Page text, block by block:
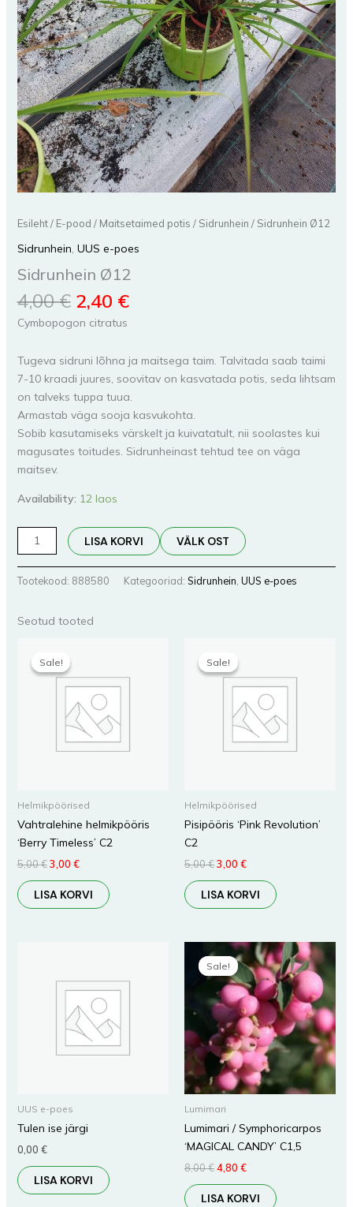
Esileht/ E-pood / Maitsetaimed potis / Sidrunhein / Sidrunhein Ø12
Sidrunhein, UUS e-poes
Sidrunhein Ø12
4,00€ 2,40 €
Cymbopogon citratus
Tugeva sidruni lõhna ja maitsega taim. Talvitada saab taimi
7-10 kraadi juures, soovitav on kasvatada potis, seda lihtsam
on talveks tuppa tuua.
Armastab väga sooja kasvukohta.
Sobib kasutamiseks värskelt ja kuivatatult, nii soolastes kui
magusates toitudes. Sidrunheinast tehtud tee on väga
maitsev.
Availability: 12 laos
LISA KORVI VÄLK OST
Tootekood: 888580 Kategooriad: Sidrunhein, UUS e-poes
Seotud tooted
Sale!
Sale!
Helmikpöörised
Vahtralehine helmikpööris
‘Berry Timeless’ C2
5,00€
hind
oli:
5,00 €.
3,00 €
3,00 €.
LISA KORVI
Sale!
Sale!
Helmikpöörised
Pisipööris ‘Pink Revolution’
C2
5,00€
hind
oli:
5,00 €.
3,00 €
3,00 €.
LISA KORVI
UUS e-poes
Tulen ise järgi
0,00 €
LISA KORVI
Sale!
Sale!
Lumimari
Lumimari / Symphoricarpos
‘MAGICAL CANDY’ C1,5
8,00€
Algne
hind
oli:
8,00 €.
4,80 €
Praegune
hind
on:
4,80 €.
LISA KORVI